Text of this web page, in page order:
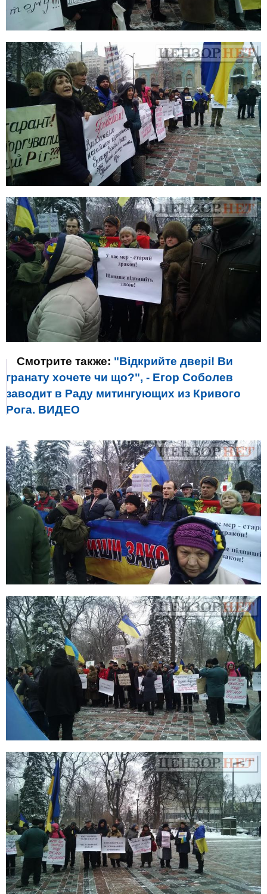
Смотрите также: "Відкрийте двері! Ви
гранату хочете чи що?", - Егор Соболев
заводит в Раду митингующих из Кривого
Рога. ВИДЕО